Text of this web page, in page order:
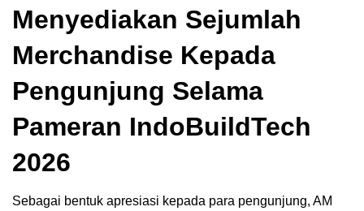
Menyediakan Sejumlah
Merchandise Kepada
Pengunjung Selama
Pameran IndoBuildTech
2026
Sebagai bentuk apresiasi kepada para pengunjung, AM